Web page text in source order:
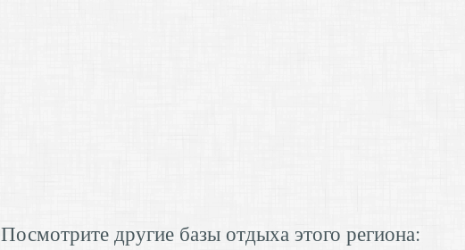
Посмотрите другие базы отдыха этого региона: